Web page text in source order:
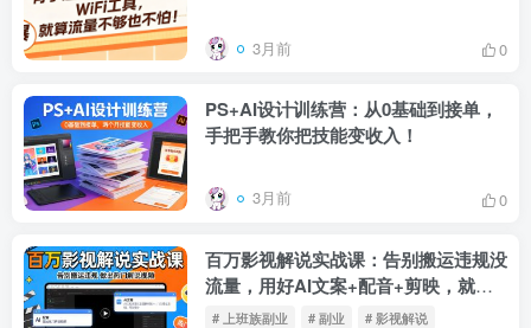
3月前 0
PS+AI设计训练营：从0基础到接单，
手把手教你把技能变收入！
3月前 0
百万影视解说实战课：告别搬运违规没
流量，用好AI文案+配音+剪映，就能
做上热门的解说视频！！
# 上班族副业 # 副业 # 影视解说